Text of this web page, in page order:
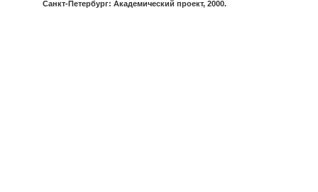
Санкт-Петербург: Академический проект, 2000.